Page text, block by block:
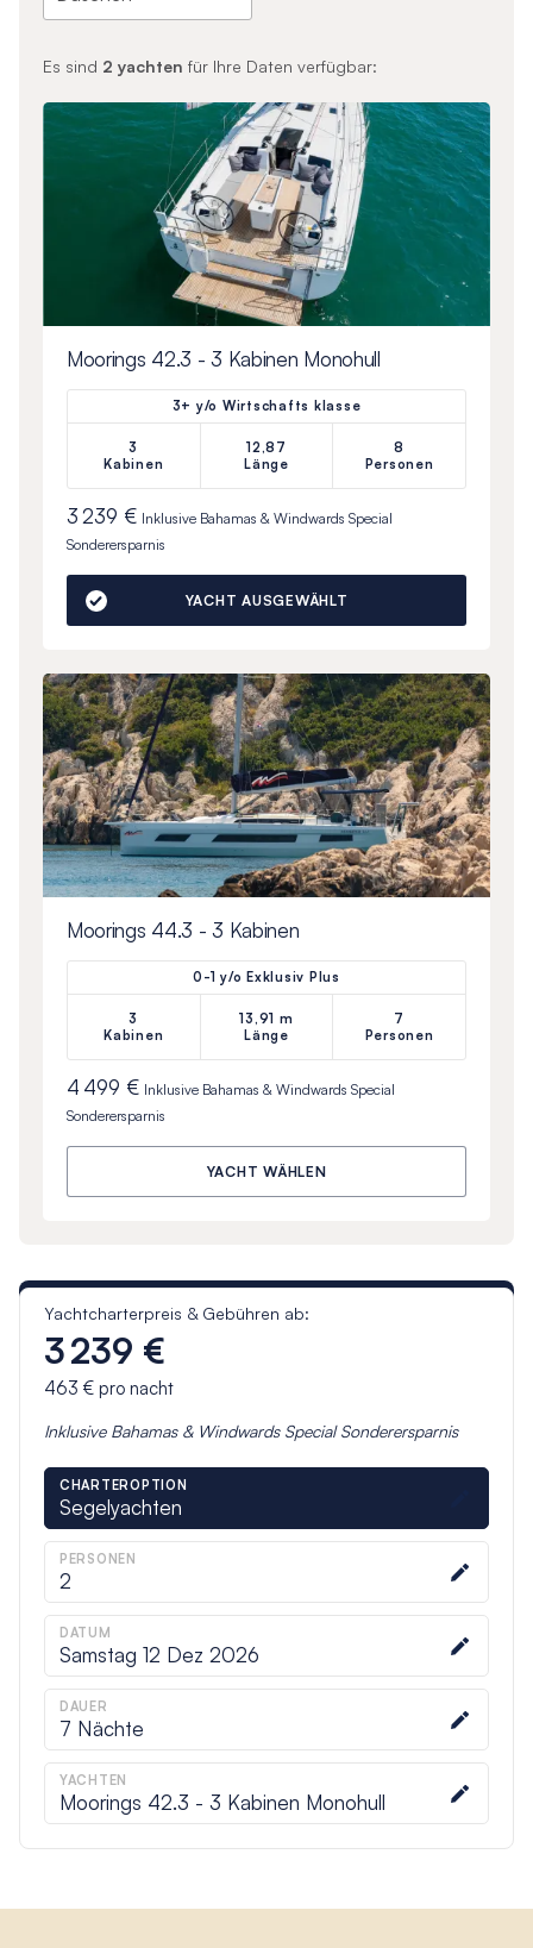
Es sind 2 yachten für Ihre Daten verfügbar:
Moorings 42.3 - 3 Kabinen Monohull
3+ y/o Wirtschafts klasse
3
Kabinen
12,87
Länge
8
Personen
3 239 € Inklusive Bahamas & Windwards Special
Sonderersparnis
YACHT AUSGEWÄHLT
Moorings 44.3 - 3 Kabinen
0-1 y/o Exklusiv Plus
3
Kabinen
13,91 m
Länge
7
Personen
4 499 € Inklusive Bahamas & Windwards Special
Sonderersparnis
YACHT WÄHLEN
Yachtcharterpreis & Gebühren ab:
3 239 €
463 €pro nacht
Inklusive Bahamas & Windwards SpecialSonderersparnis
CHARTEROPTION
Segelyachten
PERSONEN
2
DATUM
Samstag 12 Dez 2026
DAUER
7 Nächte
YACHTEN
Moorings 42.3 - 3 Kabinen Monohull